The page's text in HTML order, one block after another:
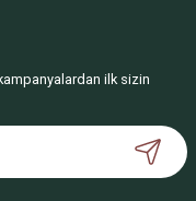
ilk sizin